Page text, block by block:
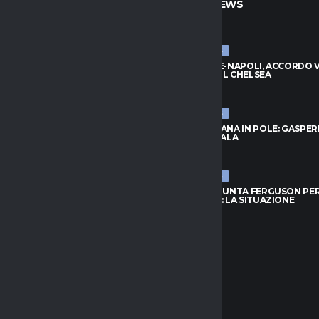
ULTIME NEWS
ULTIME NEWS
BADIASHILE-NAPOLI, ACCORDO
TRATTA COL CHELSEA
ULTIME NEWS
ROMA, FOFANA IN POLE:
ASPETTA L’ALA
ULTIME NEWS
TORINO, SPUNTA FERGUSON
L’ATTACCO: LA SITUAZIONE